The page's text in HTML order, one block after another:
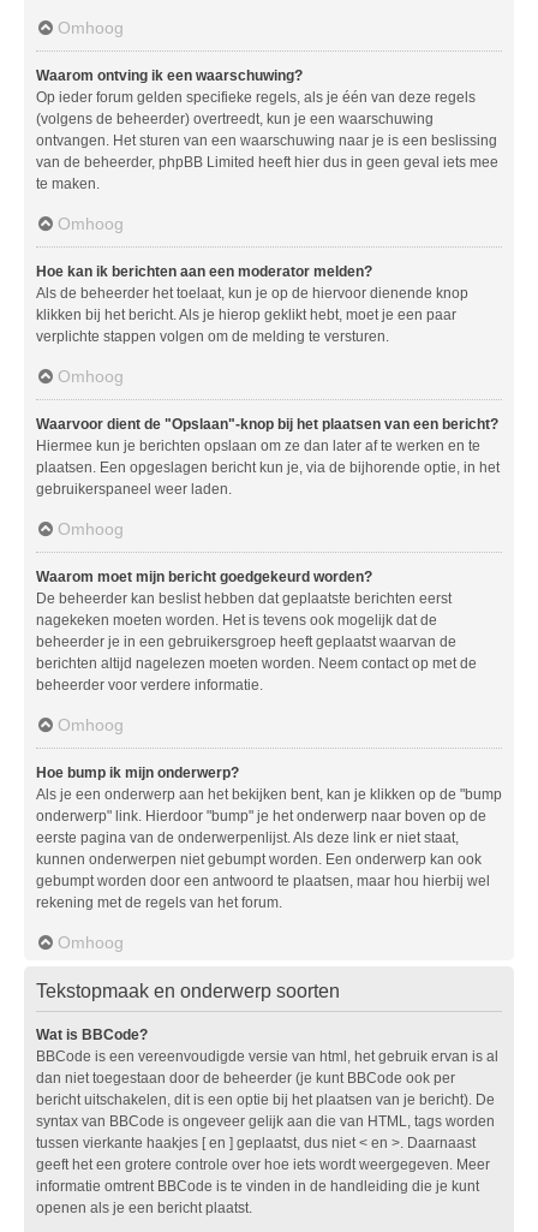
Omhoog
Waarom ontving ik een waarschuwing?
Op ieder forum gelden specifieke regels, als je één van deze regels
(volgens de beheerder) overtreedt, kun je een waarschuwing
ontvangen. Het sturen van een waarschuwing naar je is een beslissing
van de beheerder, phpBB Limited heeft hier dus in geen geval iets mee
te maken.
Omhoog
Hoe kan ik berichten aan een moderator melden?
Als de beheerder het toelaat, kun je op de hiervoor dienende knop
klikken bij het bericht. Als je hierop geklikt hebt, moet je een paar
verplichte stappen volgen om de melding te versturen.
Omhoog
Waarvoor dient de "Opslaan"-knop bij het plaatsen van een bericht?
Hiermee kun je berichten opslaan om ze dan later af te werken en te
plaatsen. Een opgeslagen bericht kun je, via de bijhorende optie, in het
gebruikerspaneel weer laden.
Omhoog
Waarom moet mijn bericht goedgekeurd worden?
De beheerder kan beslist hebben dat geplaatste berichten eerst
nagekeken moeten worden. Het is tevens ook mogelijk dat de
beheerder je in een gebruikersgroep heeft geplaatst waarvan de
berichten altijd nagelezen moeten worden. Neem contact op met de
beheerder voor verdere informatie.
Omhoog
Hoe bump ik mijn onderwerp?
Als je een onderwerp aan het bekijken bent, kan je klikken op de "bump
onderwerp" link. Hierdoor "bump" je het onderwerp naar boven op de
eerste pagina van de onderwerpenlijst. Als deze link er niet staat,
kunnen onderwerpen niet gebumpt worden. Een onderwerp kan ook
gebumpt worden door een antwoord te plaatsen, maar hou hierbij wel
rekening met de regels van het forum.
Omhoog
Tekstopmaak en onderwerp soorten
Wat is BBCode?
BBCode is een vereenvoudigde versie van html, het gebruik ervan is al
dan niet toegestaan door de beheerder (je kunt BBCode ook per
bericht uitschakelen, dit is een optie bij het plaatsen van je bericht). De
syntax van BBCode is ongeveer gelijk aan die van HTML, tags worden
tussen vierkante haakjes [ en ] geplaatst, dus niet < en >. Daarnaast
geeft het een grotere controle over hoe iets wordt weergegeven. Meer
informatie omtrent BBCode is te vinden in de handleiding die je kunt
openen als je een bericht plaatst.